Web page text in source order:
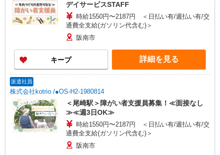
デイサービスSTAFF
時給1550円〜2187円 ＜日払い有/週払い有/交
通費全支給(ガソリン代含む)＞
阪南市
キープ 詳細を見る
派遣社員
株式会社kotrio /●OS-H2-1980814
＜尾崎駅＞障がい者支援員募集！≪面接なし
≫≪週3日OK≫
時給1550円〜2187円 ＜日払い有/週払い有/交
通費全支給(ガソリン代含む)＞
阪南市